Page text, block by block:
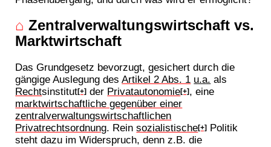
⌂ Zentralverwaltungswirtschaft vs.
Marktwirtschaft
Das Grundgesetz bevorzugt, gesichert durch die
gängige Auslegung desArtikel 2 Abs. 1 u.a. als
Rechtsinstitut[+] der Privatautonomie[+], eine
marktwirtschaftliche gegenüber einer
zentralverwaltungswirtschaftlichen
Privatrechtsordnung. Reinsozialistische[+] Politik
steht dazu im Widerspruch, denn z.B. die